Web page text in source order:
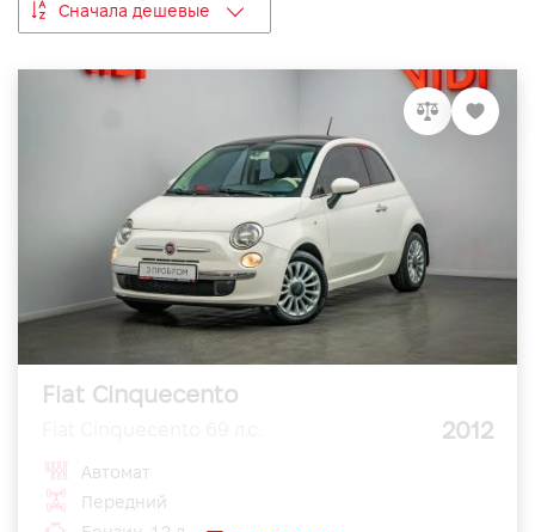
Сначала дешевые
Fiat Cinquecento
2012
Автомат
Передний
Підпишись на наш канал та слідкуй за